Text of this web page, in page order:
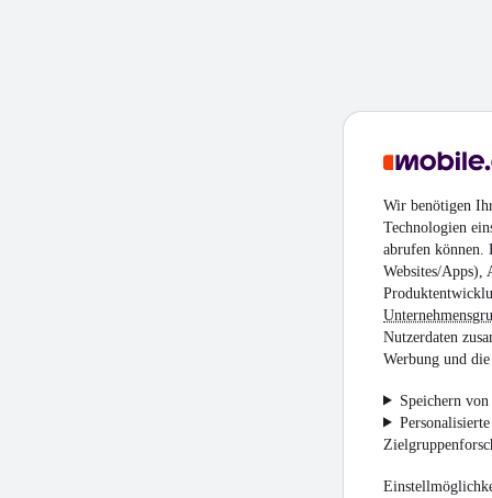
Wir benötigen
Technologien
abrufen können.
Websites/Apps),
Nutzerdaten
Werbung und
Speichern